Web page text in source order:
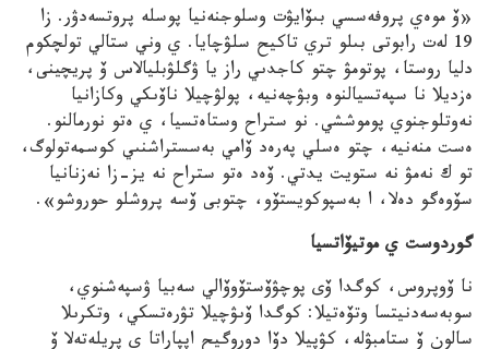
«ۆ موەي پروفەسسي بىۆايۋت وسلوجنەنيا پوسلە پروتسەدۋر. زا
19 لەت رابوتى بىلو تري تاكيح سلۋچايا. ي وني ستالي تولچكوم
دليا روستا، پوتومۋ چتو كاجدىي راز يا ۋگلۋبليالاس ۆ پريچينى،
ەزديلا نا سپەتسيالنوە وبۋچەنيە، پولۋچيلا ناۆىكي وكازانيا
نەوتلوجنوي پوموششي. نو ستراح وستاەتسيا، ي ەتو نورمالنو.
ەست منەنيە، چتو ەسلي پەرەد ۆامي بەسستراشنىي كوسمەتولوگ،
تو ك نەمۋ نە ستويت يدتي. ۆەد ەتو ستراح نە يز-زا نەزنانيا
سۆوەگو دەلا، ا بەسپوكويستۆو، چتوبى ۆسە پروشلو حوروشو».
گوردوست ي موتيۆاتسيا
نا ۆوپروس، كوگدا ۆى پوچۋۆستۆوۆالي سەبيا ۋسپەشنوي،
سوبەسەدنيتسا وتۆەتيلا: كوگدا ۆىۋچيلا تۋرەتسكي، وتكرىلا
سالون ۆ ستامبۋلە، كۋپيلا دۆا دوروگيح اپپاراتا ي پريلەتەلا ۆ